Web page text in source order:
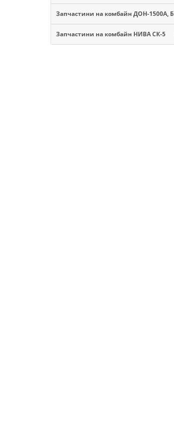
Запчастини на комбайн ДОН-1500А, Б
Запчастини на комбайн НИВА СК-5